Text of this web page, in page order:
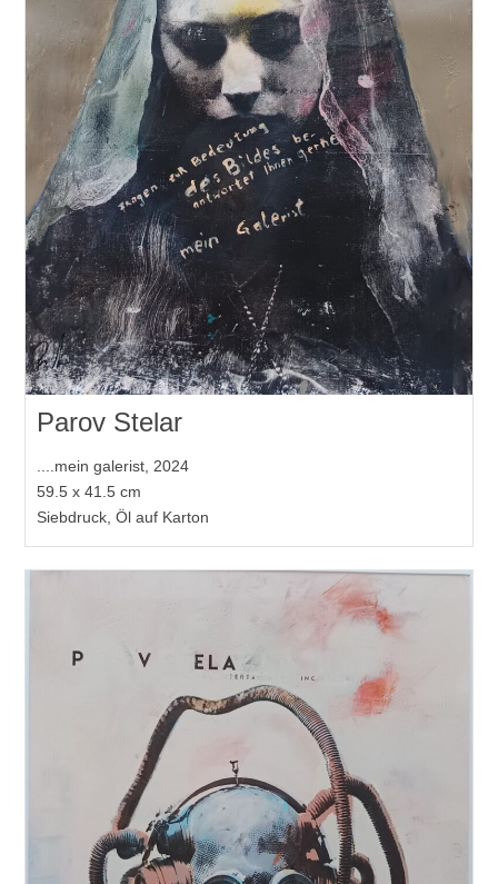
Parov Stelar
....mein galerist, 2024
59.5 x 41.5 cm
Siebdruck, Öl auf Karton